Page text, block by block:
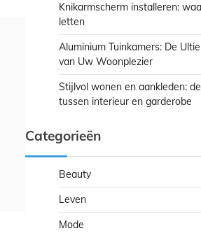
Knikarmscherm installeren:
letten
Aluminium Tuinkamers: De
van Uw Woonplezier
Stijlvol wonen en aankleden:
tussen interieur en garderobe
Categorieën
Beauty
Leven
Mode